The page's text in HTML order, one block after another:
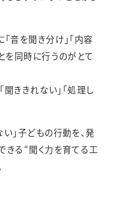
音を聞き分け」「内容
を同時に行うのがとて
聞ききれない」「処理し
」子どもの行動を、発
きる“聞く力を育てる工